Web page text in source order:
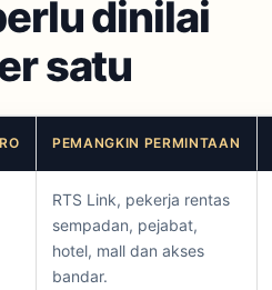
dinilai
satu
PEMANGKIN PERMINTAAN
RTS Link, pekerja rentas
sempadan, pejabat,
hotel, mall dan akses
bandar.